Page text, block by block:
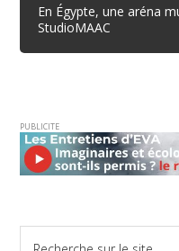
En Égypte, une aréna
StudioMAAC
PUBLICITE